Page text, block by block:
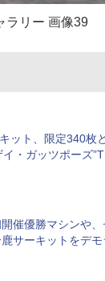
ラリー 画像39
ット、限定340枚
イ・ガッツポーズ
催優勝マシンや
サーキットをデモ